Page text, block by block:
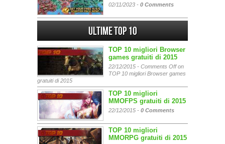
02/11/2023 - 0 Comments
Ultime Top 10
TOP 10 migliori Browser
games gratuiti di 2015
22/12/2015 - Comments Offon
TOP 10 migliori Browser games
gratuiti di 2015
TOP 10 migliori
MMOFPS gratuiti di 2015
22/12/2015 - 0 Comments
TOP 10 migliori
MMORPG gratuiti di 2015